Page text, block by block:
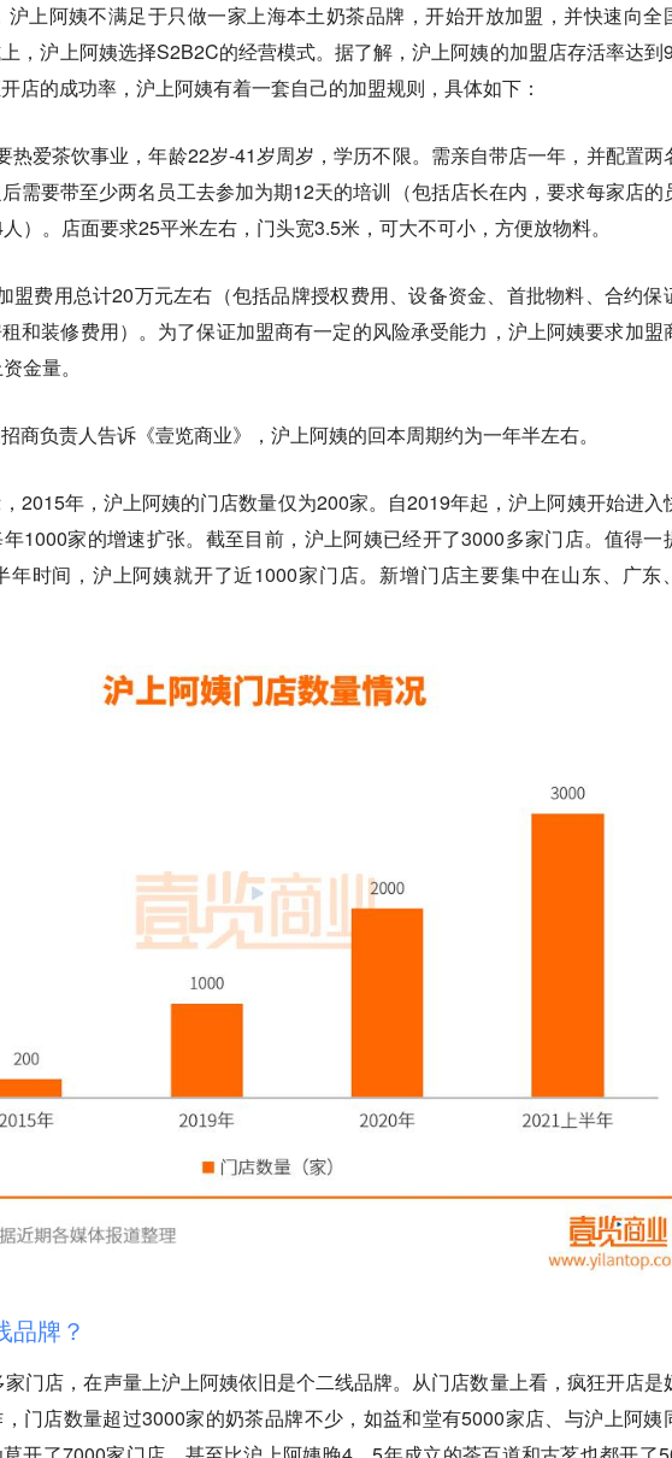
沪上阿姨不满足于只做一家上海本土奶茶品牌，开始开放加盟，并快速向全
，沪上阿姨选择S2B2C的经营模式。据了解，沪上阿姨的加盟店存活率达到
店的成功率，沪上阿姨有着一套自己的加盟规则，具体如下：
热爱茶饮事业，年龄22岁-41岁周岁，学历不限。需亲自带店一年，并配置两
需要带至少两名员工去参加为期12天的培训（包括店长在内，要求每家店的
）。店面要求25平米左右，门头宽3.5米，可大不可小，方便放物料。
盟费用总计20万元左右（包括品牌授权费用、设备资金、首批物料、合约保
和装修费用）。为了保证加盟商有一定的风险承受能力，沪上阿姨要求加盟
金量。
商负责人告诉《壹览商业》，沪上阿姨的回本周期约为一年半左右。
2015年，沪上阿姨的门店数量仅为200家。自2019年起，沪上阿姨开始进入
1000家的增速扩张。截至目前，沪上阿姨已经开了3000多家门店。值得一
年时间，沪上阿姨就开了近1000家门店。新增门店主要集中在山东、广东
品牌？
门店，在声量上沪上阿姨依旧是个二线品牌。从门店数量上看，疯狂开店是
门店数量超过3000家的奶茶品牌不少，如益和堂有5000家店、与沪上阿姨